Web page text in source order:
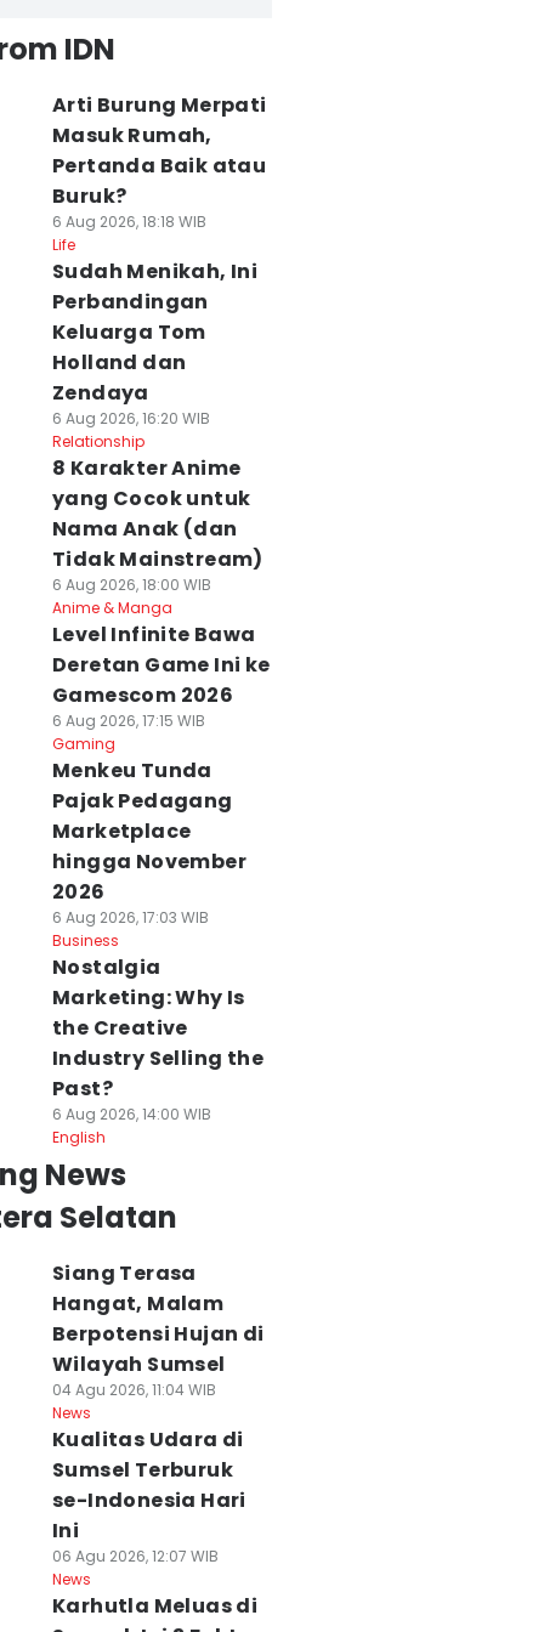
IDN
Arti Burung Merpati
Masuk Rumah,
Pertanda Baik atau
Buruk?
6 Aug 2026, 18:18 WIB
Life
Sudah Menikah, Ini
Perbandingan
Keluarga Tom
Holland dan
Zendaya
6 Aug 2026, 16:20 WIB
Relationship
8 Karakter Anime
yang Cocok untuk
Nama Anak (dan
Tidak Mainstream)
6 Aug 2026, 18:00 WIB
Anime & Manga
Level Infinite Bawa
Deretan Game Ini ke
Gamescom 2026
6 Aug 2026, 17:15 WIB
Gaming
Menkeu Tunda
Pajak Pedagang
Marketplace
hingga November
2026
6 Aug 2026, 17:03 WIB
Business
Nostalgia
Marketing: Why Is
the Creative
Industry Selling the
Past?
6 Aug 2026, 14:00 WIB
English
News
Selatan
Siang Terasa
Hangat, Malam
Berpotensi Hujan di
Wilayah Sumsel
04 Agu 2026, 11:04 WIB
News
Kualitas Udara di
Sumsel Terburuk
se-Indonesia Hari
Ini
06 Agu 2026, 12:07 WIB
News
Karhutla Meluas di